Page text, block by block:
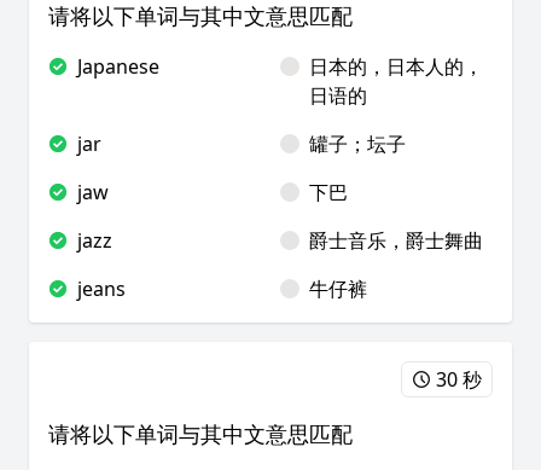
请将以下单词与其中文意思匹配
Japanese
日本的，日本人的，
日语的
jar
罐子；坛子
jaw
下巴
jazz
爵士音乐，爵士舞曲
jeans
牛仔裤
30 秒
请将以下单词与其中文意思匹配